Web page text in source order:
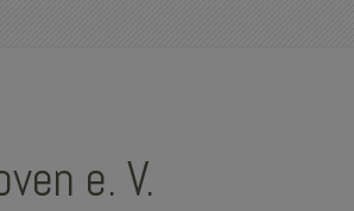
e. V.